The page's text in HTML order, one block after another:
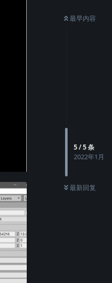
最早内容
5/5条
2022年1月
最新回复